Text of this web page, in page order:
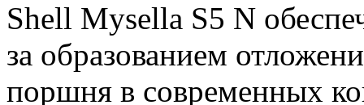
Shell Mysella S5 N
за образованием
поршня в современных